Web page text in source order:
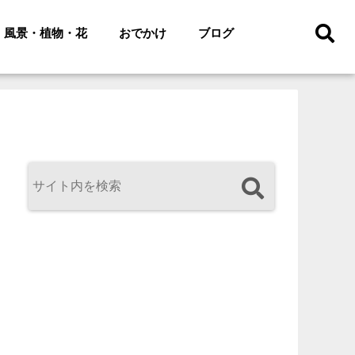
風景・植物・花 おでかけ ブログ